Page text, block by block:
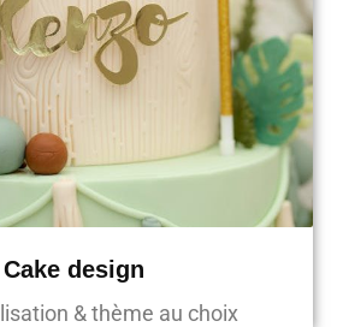
Cake design
& thème au choix